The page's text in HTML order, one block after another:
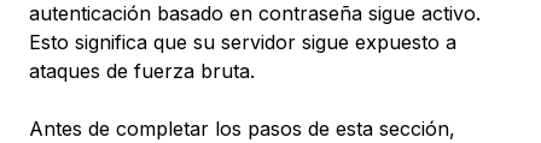
autenticación basado en contraseña sigue activo.
Esto significa que su servidor sigue expuesto a
ataques de fuerza bruta.
Antes de completar los pasos de esta sección,